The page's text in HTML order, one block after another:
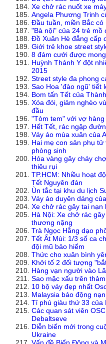
Xe chở rác nuốt xe
Angela Phương Trinh
Đầu tuần, miền Bắc có
"Bà nội" của 24 trẻ mồ
Đồ Xuân Hè đẳng cấp
Giới trẻ khoe street
8 đám cưới được
Huỳnh Thánh Y đột
2015
Street style đa phong
Sao Hoa 'đào ngũ' tiết
Bom tấn Tết của
Xóa đói, giảm nghèo
đầu
"Tòm tem" với vợ
Hết Tết, rác ngập
Váy áo mùa xuân của
Hai mẹ con sản phụ
phòng sinh
Hóa vàng gây cháy
thiêu rụi
TP.HCM: Nhiều hoạt
Tết Nguyên đán
Ùn tắc tại khu du lịch
Váy áo duyên dáng
Xe chở rác gây tai
Hà Nội: Xe chở rác
thương nặng
Trà Ngọc Hằng dạo
Tết Ất Mùi: 1/3 số ca
đội mũ bảo hiểm
Thức cho xuân bình
Khởi tố 2 đối tượng
Hàng vạn người vào
Sao mặc xấu trên
10 bộ váy đẹp nhất
Malaysia báo động
Tỉ phú giàu thứ 33 của
Các quan sát viên
Debaltseve
Diễn biến mới trong
Ukraine